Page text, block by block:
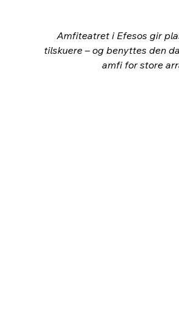
Amfiteatret i Efesos gir
tilskuere – og benyttes den
amfi for store